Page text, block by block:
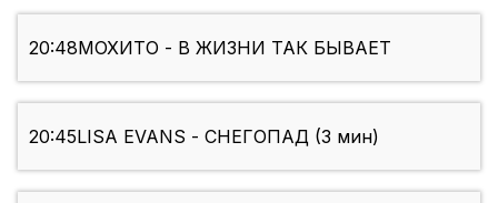
20:48МОХИТО - В ЖИЗНИ ТАК БЫВАЕТ
20:45LISA EVANS - СНЕГОПАД (3 мин)